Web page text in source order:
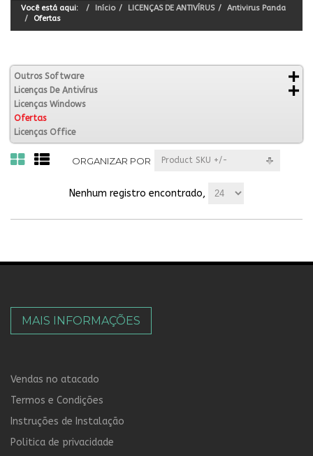
Você está aqui: Início LICENÇAS DE ANTIVÍRUS
Antivirus Panda
Ofertas
Outros Software
Licenças De Antivírus
Licenças Windows
Ofertas
Licenças Office
ORGANIZAR POR Product SKU +/-
Nenhum registro encontrado,
MAIS INFORMAÇÕES
Vendas no atacado
Termos e Condições
Instruções de Instalação
Politica de privacidade